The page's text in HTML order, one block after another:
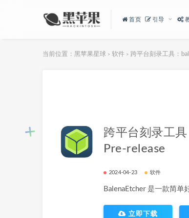
首页 引导
当前位置： 黑苹果星球 > 软件 > 跨平台刻录工具：
跨平台刻录工
Pre-release
2024-04-23 软件
BalenaEtcher 是一款简单
立即下载